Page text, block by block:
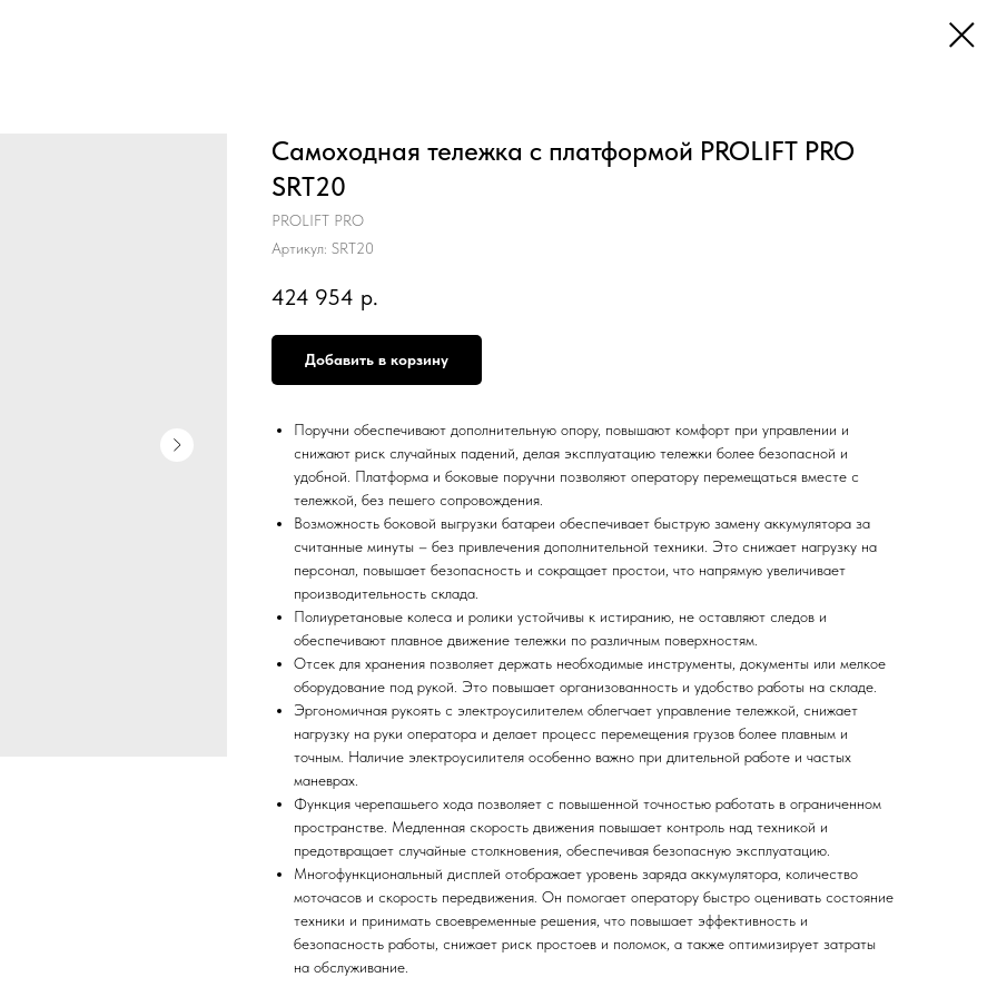
Самоходная тележка с платформой PROLIFT PRO
SRT20
PROLIFT PRO
Артикул: SRT20
424 954 р.
Добавить в корзину
Поручни обеспечивают дополнительную опору, повышают комфорт при управлении и
снижают риск случайных падений, делая эксплуатацию тележки более безопасной и
удобной. Платформа и боковые поручни позволяют оператору перемещаться вместе с
тележкой, без пешего сопровождения.
Возможность боковой выгрузки батареи обеспечивает быструю замену аккумулятора за
считанные минуты – без привлечения дополнительной техники. Это снижает нагрузку на
персонал, повышает безопасность и сокращает простои, что напрямую увеличивает
производительность склада.
Полиуретановые колеса и ролики устойчивы к истиранию, не оставляют следов и
обеспечивают плавное движение тележки по различным поверхностям.
Отсек для хранения позволяет держать необходимые инструменты, документы или мелкое
оборудование под рукой. Это повышает организованность и удобство работы на складе.
Эргономичная рукоять с электроусилителем облегчает управление тележкой, снижает
нагрузку на руки оператора и делает процесс перемещения грузов более плавным и
точным. Наличие электроусилителя особенно важно при длительной работе и частых
маневрах.
Функция черепашьего хода позволяет с повышенной точностью работать в ограниченном
пространстве. Медленная скорость движения повышает контроль над техникой и
предотвращает случайные столкновения, обеспечивая безопасную эксплуатацию.
Многофункциональный дисплей отображает уровень заряда аккумулятора, количество
моточасов и скорость передвижения. Он помогает оператору быстро оценивать состояние
техники и принимать своевременные решения, что повышает эффективность и
безопасность работы, снижает риск простоев и поломок, а также оптимизирует затраты
на обслуживание.